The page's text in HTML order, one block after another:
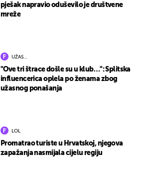
pješak napravio oduševilo je društvene
mreže
UŽAS…
"Ove tri štrace došle su u klub…": Splitska
influencerica oplela po ženama zbog
užasnog ponašanja
LOL
Promatrao turiste u Hrvatskoj, njegova
zapažanja nasmijala cijelu regiju